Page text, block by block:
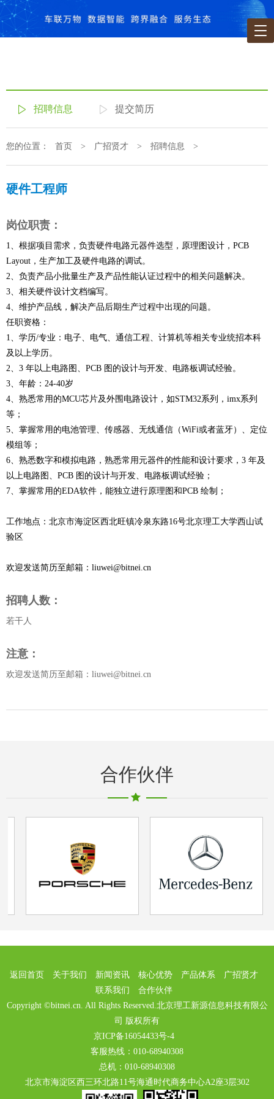
招聘信息 提交简历
您的位置： 首页 > 广招贤才 > 招聘信息 >
硬件工程师
岗位职责：
1、根据项目需求，负责硬件电路元器件选型，原理图设计，PCB
Layout，生产加工及硬件电路的调试。
2、负责产品小批量生产及产品性能认证过程中的相关问题解决。
3、相关硬件设计文档编写。
4、维护产品线，解决产品后期生产过程中出现的问题。
任职资格：
1、学历/专业：电子、电气、通信工程、计算机等相关专业统招本科
及以上学历。
2、3 年以上电路图、PCB 图的设计与开发、电路板调试经验。
3、年龄：24-40岁
4、熟悉常用的MCU芯片及外围电路设计，如STM32系列，imx系列
等；
5、掌握常用的电池管理、传感器、无线通信（WiFi或者蓝牙）、定位
模组等；
6、熟悉数字和模拟电路，熟悉常用元器件的性能和设计要求，3 年及
以上电路图、PCB 图的设计与开发、电路板调试经验；
7、掌握常用的EDA软件，能独立进行原理图和PCB 绘制；
工作地点：北京市海淀区西北旺镇冷泉东路16号北京理工大学西山试
验区
欢迎发送简历至邮箱：liuwei@bitnei.cn
招聘人数：
若干人
注意：
欢迎发送简历至邮箱：liuwei@bitnei.cn
合作伙伴
返回首页 关于我们 新闻资讯 核心优势 产品体系
广招贤才
联系我们
合作伙伴
Copyright ©bitnei.cn. All Rights Reserved.北京理工新源信息科技有限公
司 版权所有
京ICP备16054433号-4
客服热线：010-68940308
总机：010-68940308
北京市海淀区西三环北路11号海通时代商务中心A2座3层302